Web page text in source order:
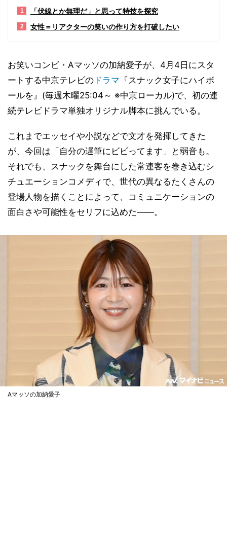
1 「伏線とか無理だ」と思って特技を探究
2 女性＝リアクターの笑いの作り方を打破したい
お笑いコンビ・Aマッソの加納愛子が、4月4日にスタ
ートする中京テレビの ドラマ 『スナック女子にハイボ
ールを』(毎週木曜25:04～ ※中京ローカル)で、初の連
続テレビドラマ単独オリジナル脚本に挑んでいる。
これまでエッセイや小説などで文才を発揮してきた
が、今回は「自分の遅筆にビビってます」と弱音も。
それでも、スナックを舞台にした常連客を巻き込むシ
チュエーションコメディで、世代の異なるたくさんの
登場人物を描くことによって、コミュニケーションの
面白さや可能性をセリフに込めた――。
Aマッソの加納愛子